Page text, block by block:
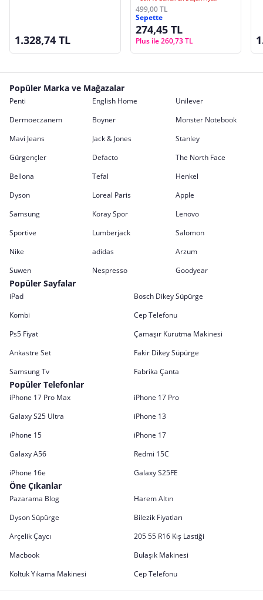
1.328,74 TL
MIXCOLOR
499,00 TL
Sepette
274,45 TL
Plus ile 260,73 TL
Popüler Marka ve Mağazalar
Penti English Home
Unilever
Dermoeczanem
Boyner
Monster Notebook
Mavi Jeans
Jack & Jones
Stanley
Gürgençler
Defacto
The North Face
Bellona
Tefal
Henkel
Dyson
Loreal Paris
Apple
Samsung
Koray Spor
Lenovo
Sportive
Lumberjack
Salomon
Nike
adidas
Arzum
Suwen
Nespresso Goodyear
Popüler Sayfalar
iPad
Bosch Dikey Süpürge
Kombi
Cep Telefonu
Ps5 Fiyat
Çamaşır Kurutma Makinesi
Ankastre Set
Fakir Dikey Süpürge
Samsung Tv
Fabrika Çanta
Popüler Telefonlar
iPhone 17 Pro Max
iPhone 17 Pro
Galaxy S25 Ultra
iPhone 13
iPhone 15
iPhone 17
Galaxy A56
Redmi 15C
iPhone 16e
Galaxy S25FE
Öne Çıkanlar
Pazarama Blog
Harem Altın
Dyson Süpürge
Bilezik Fiyatları
Arçelik Çaycı
205 55 R16 Kış Lastiği
Macbook
Bulaşık Makinesi
Koltuk Yıkama Makinesi
Cep Telefonu